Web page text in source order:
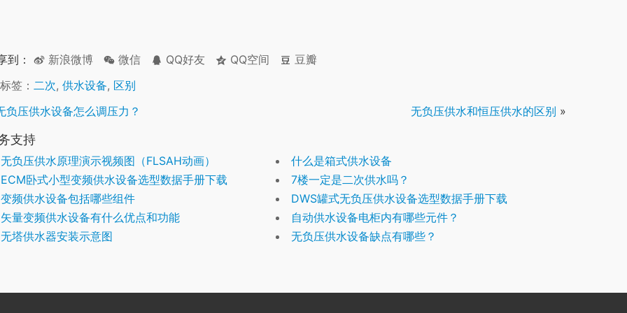
到： 新浪微博 微信 QQ好友 QQ空间
豆瓣
标签： 二次, 供水设备, 区别
负压供水设备怎么调压力？ 无负压供水和恒压供水的区别 »
支持
无负压供水原理演示视频图（FLSAH动画）
什么是箱式供水设备
ECM卧式小型变频供水设备选型数据手册下载
7楼一定是二次供水吗？
变频供水设备包括哪些组件
DWS罐式无负压供水设备选型数据手册下载
矢量变频供水设备有什么优点和功能
自动供水设备电柜内有哪些元件？
无塔供水器安装示意图
无负压供水设备缺点有哪些？